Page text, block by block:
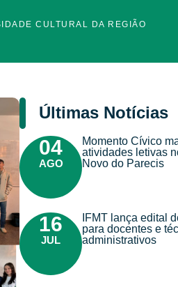
CULTURAL DA REGIÃO
Últimas Notícias
04
AGO
Momento Cívico
atividades letivas
Novo do Parecis
16
JUL
IFMT lança edital
para docentes e
administrativos